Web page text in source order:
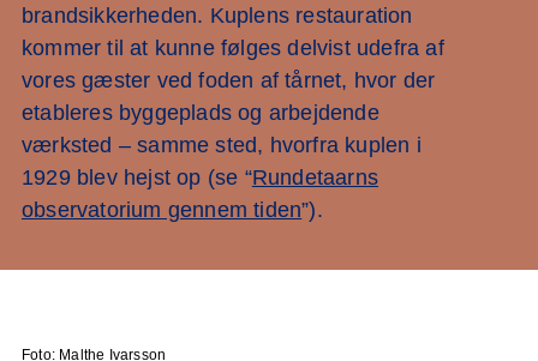
brandsikkerheden. Kuplens restauration
kommer til at kunne følges delvist udefra af
vores gæster ved foden af tårnet, hvor der
etableres byggeplads og arbejdende
værksted – samme sted, hvorfra kuplen i
1929 blev hejst op (se “Rundetaarns
observatorium gennem tiden”).
Foto: Malthe Ivarsson